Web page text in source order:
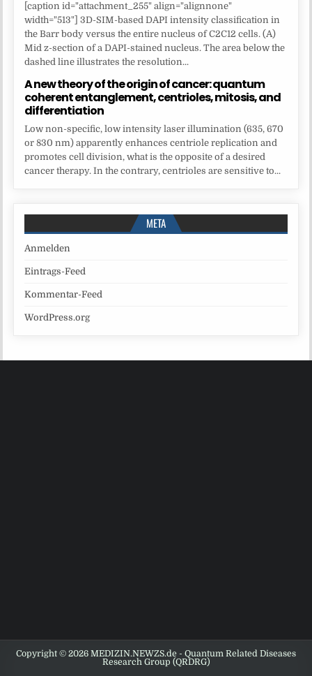
[caption id="attachment_255" align="alignnone"
width="513"] 3D-SIM-based DAPI intensity classification in
the Barr body versus the entire nucleus of C2C12 cells. (A)
Mid z-section of a DAPI-stained nucleus. The area below the
dashed line illustrates the resolution...
A new theory of the origin of cancer: quantum
coherent entanglement, centrioles, mitosis, and
differentiation
Low non-specific, low intensity laser illumination (635, 670
or 830 nm) apparently enhances centriole replication and
promotes cell division, what is the opposite of a desired
cancer therapy. In the contrary, centrioles are sensitive to...
META
Anmelden
Eintrags-Feed
Kommentar-Feed
WordPress.org
Copyright © 2026 MEDIZIN.NEWZS.de - Quantum Related Diseases
Research Group (QRDRG)